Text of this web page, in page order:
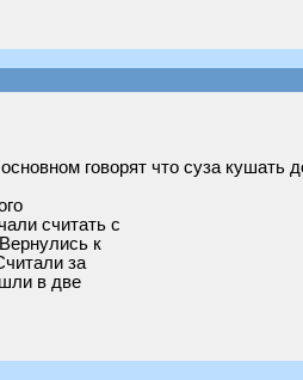
говорят что суза кушать
считать с
к
за
в две